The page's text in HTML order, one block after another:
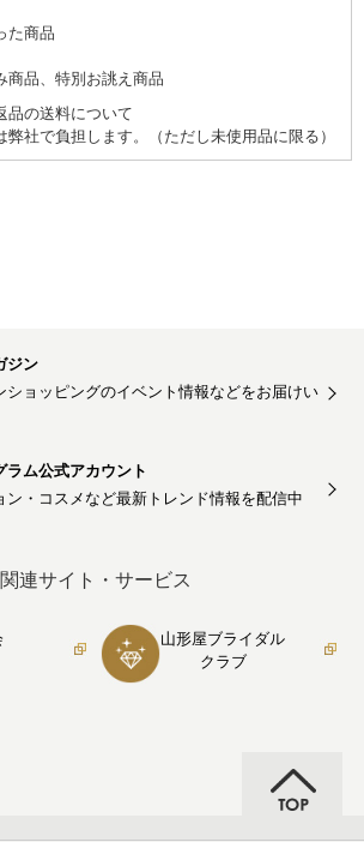
た商品
商品、特別お誂え商品
品の送料について
社で負担します。（ただし未使用品に限る）
ジン
ショッピングのイベント情報などをお届けい
ラム公式アカウント
ン・コスメなど最新トレンド情報を配信中
関連サイト・サービス
山形屋ブライダル
クラブ